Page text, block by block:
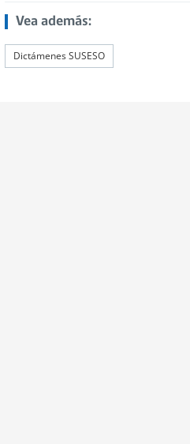
Vea además:
Dictámenes SUSESO